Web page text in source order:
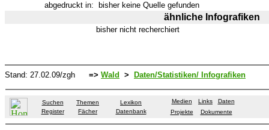
abgedruckt in:
bisher keine Quelle gefunden
ähnliche Infografiken
bisher nicht recherchiert
Stand: 27.02.09/zgh => Wald > Daten/Statistiken/ Infografiken
Suchen Themen
Lexikon
Register
Fächer Datenbank
Medien Links
Daten
Projekte
Dokumente